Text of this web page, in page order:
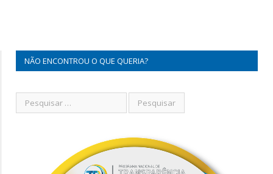
NÃO ENCONTROU O QUE QUERIA?